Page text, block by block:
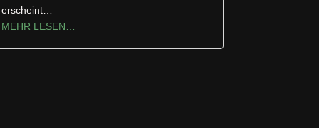
erscheint…
MEHR LESEN…